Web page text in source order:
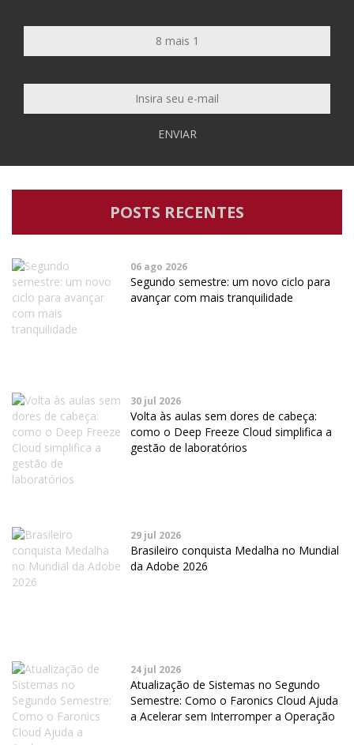
ENVIAR
POSTS RECENTES
06 ago 2026
Segundo semestre: um novo ciclo para
avançar com mais tranquilidade
30 jul 2026
Volta às aulas sem dores de cabeça:
como o Deep Freeze Cloud simplifica a
gestão de laboratórios
29 jul 2026
Brasileiro conquista Medalha no Mundial
da Adobe 2026
24 jul 2026
Atualização de Sistemas no Segundo
Semestre: Como o Faronics Cloud Ajuda
a Acelerar sem Interromper a Operação